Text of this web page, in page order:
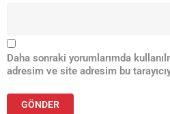
Daha sonraki yorumlarımda
adresim ve site adresim bu